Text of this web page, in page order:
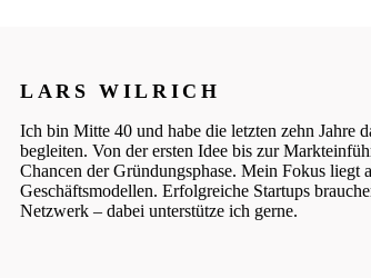
LARS WILRICH
Ich bin Mitte 40 und habe die letzten zehn Jahre
begleiten. Von der ersten Idee bis zur
Chancen der Gründungsphase. Mein Fokus liegt
Geschäftsmodellen. Erfolgreiche Startups
Netzwerk – dabei unterstütze ich gerne.